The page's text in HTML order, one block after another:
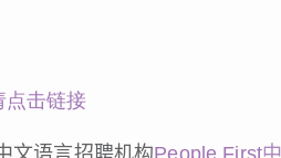
点击链接
文语言招聘机构People First